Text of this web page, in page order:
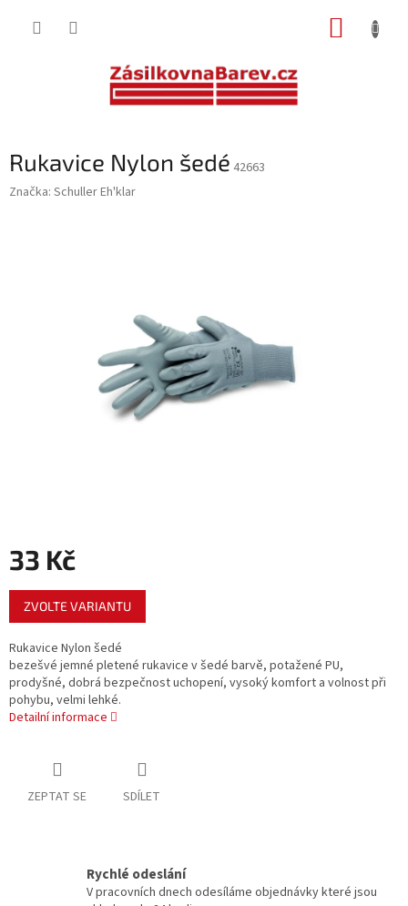
Rukavice Nylon šedé 42663
Značka: Schuller Eh'klar
33 Kč
Měrná
cena:
ZVOLTE VARIANTU
Rukavice Nylon šedé
bezešvé jemné pletené rukavice v šedé barvě, potažené PU,
prodyšné, dobrá bezpečnost uchopení, vysoký komfort a volnost při
pohybu, velmi lehké.
Detailní informace
ZEPTAT SE SDÍLET
Rychlé odeslání
V pracovních dnech odesíláme objednávky které jsou